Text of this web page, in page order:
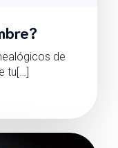
de
tu[…]